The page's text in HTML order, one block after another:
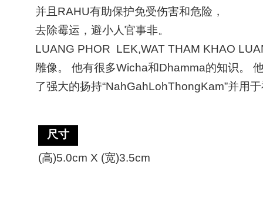
并且 RAHU有助保护免受伤害和危险，
去除霉运，避小人官事非。
LUANG PHOR LEK,WAT THAM KHAO
雕像。
他有很多Wicha和Dhamma的知识。
了强大的扬持“NahGahLohThongKam”并用
尺寸
(高)5.0cm X (宽)3.5cm